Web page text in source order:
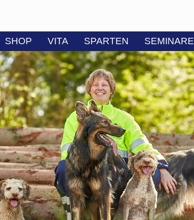
SHOP VITA SPARTEN SEMINARE